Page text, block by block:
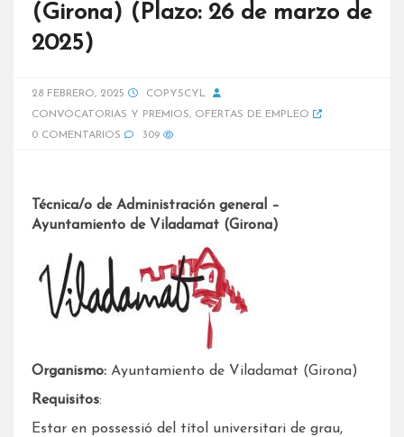
(Girona) (Plazo: 26 de marzo de
2025)
28 FEBRERO, 2025
COPYSCYL
CONVOCATORIAS Y PREMIOS, OFERTAS DE EMPLEO
0 COMENTARIOS
309
Técnica/o de Administración general –
Ayuntamiento de Viladamat (Girona)
Organismo: Ayuntamiento de Viladamat (Girona)
Requisitos:
Estar en possessió del títol universitari de grau,